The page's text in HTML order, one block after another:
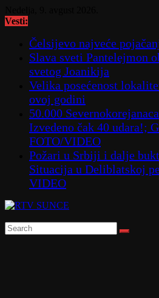
to
Vesti:
Čelsijevo najveće
Slava sveti Pantelejmon
svetog Joanikija
Velika posećenost
ovoj godini
50.000
Izvedeno čak 40 udara!;
FOTO/VIDEO
Požari u Srbiji i dalje
Situacija u Deliblatskoj
VIDEO